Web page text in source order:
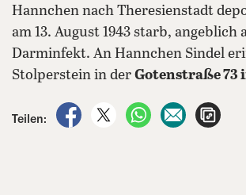
Hannchen nach Theresienstadt
am 13. August 1943 starb, angeblich
Darminfekt. An Hannchen Sindel
Stolperstein in der Gotenstraße 73
Teilen:
auf Facebook teilen
auf X teilenper WhatsApp
per E-Mail